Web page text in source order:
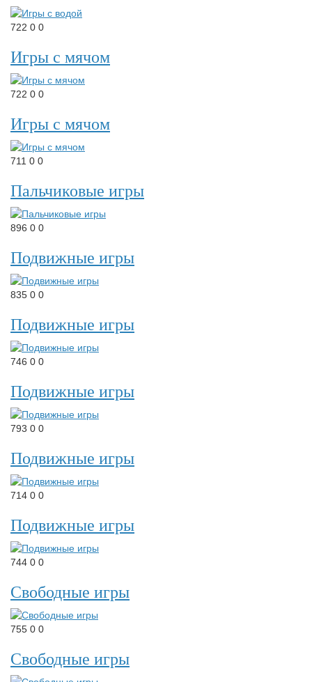
722 0 0
Игры с мячом
722 0 0
Игры с мячом
711 0 0
Пальчиковые игры
896 0 0
Подвижные игры
835 0 0
Подвижные игры
746 0 0
Подвижные игры
793 0 0
Подвижные игры
714 0 0
Подвижные игры
744 0 0
Свободные игры
755 0 0
Свободные игры